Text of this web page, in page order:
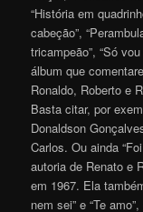
“História em
cabeção”,
tricampeão”, “Só
álbum que
Ronaldo, Roberto e
Basta citar, por
Donaldson
Carlos. Ou ainda
autoria de Renato e
em 1967. Ela
nem sei” e “Te